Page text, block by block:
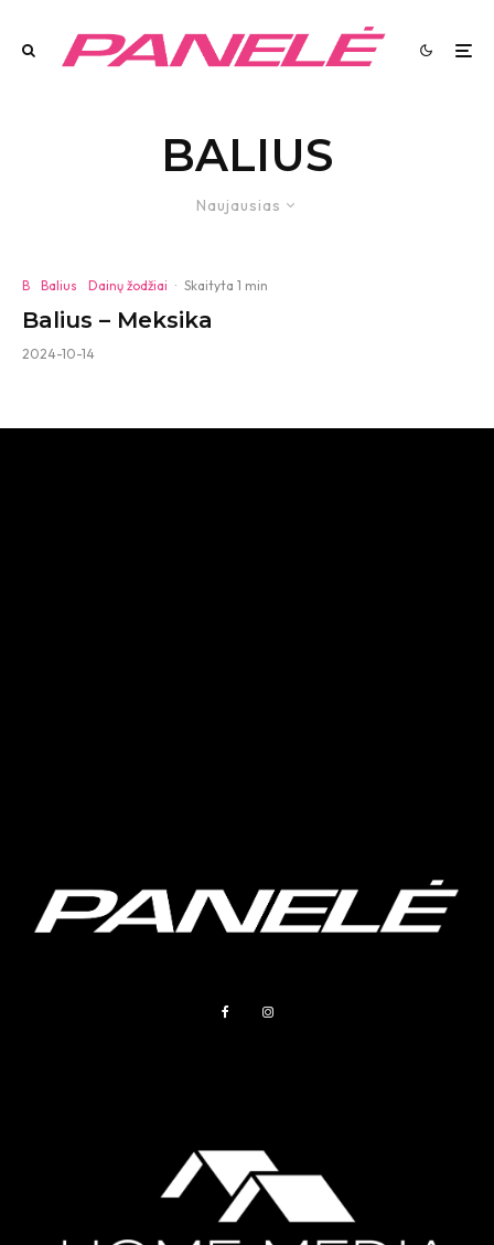
BALIUS
Naujausias
B Balius Dainų žodžiai · Skaityta 1 min
Balius – Meksika
2024-10-14